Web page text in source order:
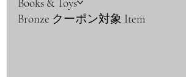
Bronze クーポン対象 Item